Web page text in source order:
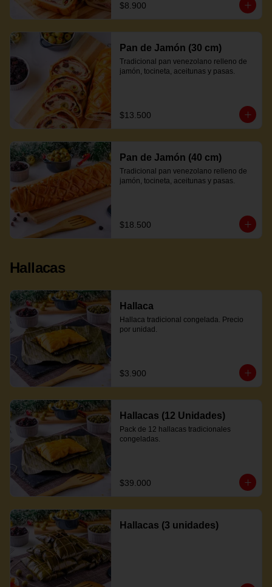
$8.900
Pan de Jamón (30 cm)
Tradicional pan venezolano relleno de
jamón, tocineta, aceitunas y pasas.
$13.500
Pan de Jamón (40 cm)
Tradicional pan venezolano relleno de
jamón, tocineta, aceitunas y pasas.
$18.500
Hallacas
Hallaca
Hallaca tradicional congelada. Precio
por unidad.
$3.900
Hallacas (12 Unidades)
Pack de 12 hallacas tradicionales
congeladas.
$39.000
Hallacas (3 unidades)